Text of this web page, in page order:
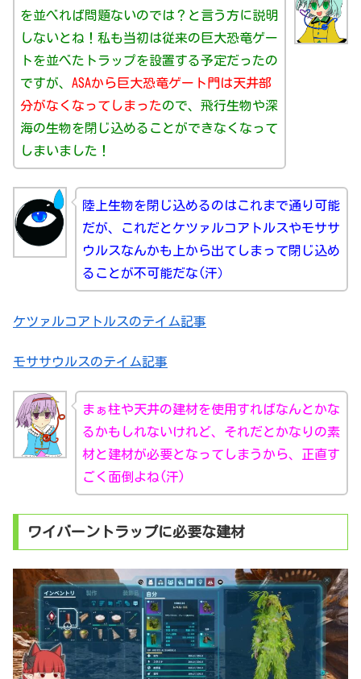
を並べれば問題ないのでは？と言う方に説明
しないとね！私も当初は従来の巨大恐竜ゲー
トを並べたトラップを設置する予定だったの
ですが、 ASAから巨大恐竜ゲート門は天井部
分がなくなってしまったので、飛行生物や深
海の生物を閉じ込めることができなくなって
しまいました！
陸上生物を閉じ込めるのはこれまで通り可能
だが、これだとケツァルコアトルスやモササ
ウルスなんかも上から出てしまって閉じ込め
ることが不可能だな(汗）
ケツァルコアトルスのテイム記事
モササウルスのテイム記事
まぁ柱や天井の建材を使用すればなんとかな
るかもしれないけれど、それだとかなりの素
材と建材が必要となってしまうから、正直す
ごく面倒よね(汗)
ワイバーントラップに必要な建材